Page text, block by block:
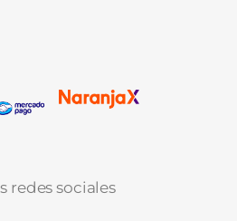
redes sociales